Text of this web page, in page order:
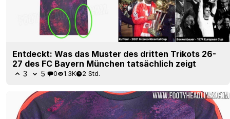
Entdeckt: Was das Muster des dritten Trikots 26-
27 des FC Bayern München tatsächlich zeigt
3 5 0 1.3K 2 Std.